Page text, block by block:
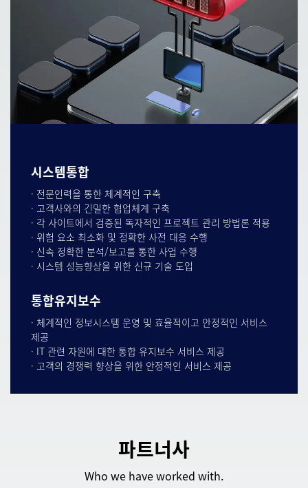
시스템통합
· 전문인력을 통한 체계적인 구축
· 고객사와의 긴밀한 협업체계 구축
· 각 사이트에서 검증된 독자적인 프로젝트 관리 방법론 적용
· 위험 요소 최소화 및 정확한 사전 대응 수행
· 신속 정확한 분석/보고를 통한 사업 수행
· 시스템 성능향상을 위한 신규 기술 도입
통합유지보수
· 체계적인 정보시스템 운영 및 효율적이고 안정적인 서비스
제공
· IT 관련 자원에 대한 통합 유지보수 서비스 제공
· 고객의 경쟁력 향상을 위한 안정적인 서비스 제공
파트너사
Who we have worked with.